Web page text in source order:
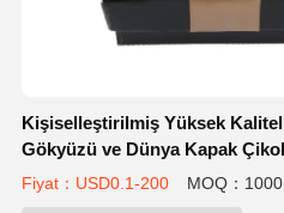
Kişiselleştirilmiş Yüksek
Gökyüzü ve Dünya Kapak
Fiyat：USD0.1-200 MOQ：1000